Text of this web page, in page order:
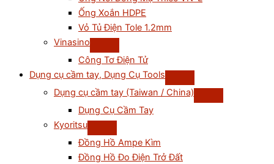
Ống Xoắn HDPE
Vỏ Tủ Điện Tole 1.2mm
Vinasino
Công Tơ Điện Tử
Dụng cụ cầm tay, Dụng Cụ Tools
Dụng cụ cầm tay (Taiwan / China)
Dụng Cụ Cầm Tay
Kyoritsu
Đồng Hồ Ampe Kìm
Đồng Hồ Đo Điện Trở Đất